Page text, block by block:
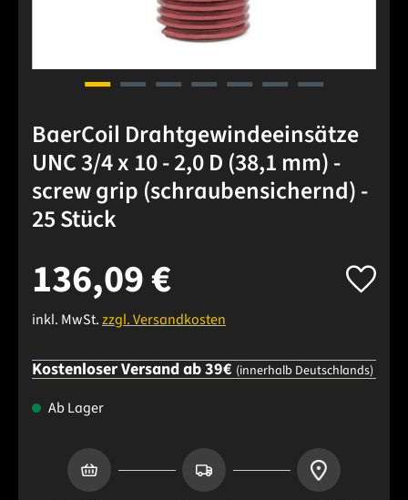
BaerCoil Drahtgewindeeinsätze
UNC 3/4 x 10 - 2,0 D (38,1 mm) -
screw grip (schraubensichernd) -
25 Stück
136,09 €
inkl. MwSt.zzgl. Versandkosten
Kostenloser Versand ab 39€ (innerhalb Deutschlands)
Ab Lager